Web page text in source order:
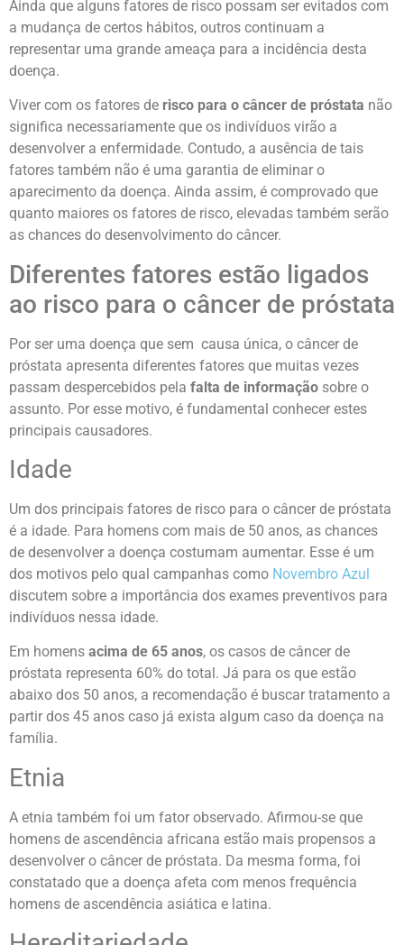
Ainda que alguns fatores de risco possam ser evitados com
a mudança de certos hábitos, outros continuam a
representar uma grande ameaça para a incidência desta
doença.
Viver com os fatores de risco para o câncer de próstata não
significa necessariamente que os indivíduos virão a
desenvolver a enfermidade. Contudo, a ausência de tais
fatores também não é uma garantia de eliminar o
aparecimento da doença. Ainda assim, é comprovado que
quanto maiores os fatores de risco, elevadas também serão
as chances do desenvolvimento do câncer.
Diferentes fatores estão ligados
ao risco para o câncer de próstata
Por ser uma doença que sem causa única, o câncer de
próstata apresenta diferentes fatores que muitas vezes
passam despercebidos pela falta de informação sobre o
assunto. Por esse motivo, é fundamental conhecer estes
principais causadores.
Idade
Um dos principais fatores de risco para o câncer de próstata
é a idade. Para homens com mais de 50 anos, as chances
de desenvolver a doença costumam aumentar. Esse é um
dos motivos pelo qual campanhas como Novembro Azul
discutem sobre a importância dos exames preventivos para
indivíduos nessa idade.
Em homens acima de 65 anos, os casos de câncer de
próstata representa 60% do total. Já para os que estão
abaixo dos 50 anos, a recomendação é buscar tratamento a
partir dos 45 anos caso já exista algum caso da doença na
família.
Etnia
A etnia também foi um fator observado. Afirmou-se que
homens de ascendência africana estão mais propensos a
desenvolver o câncer de próstata. Da mesma forma, foi
constatado que a doença afeta com menos frequência
homens de ascendência asiática e latina.